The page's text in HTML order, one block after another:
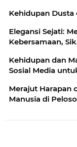
Kehidupan Dusta
Elegansi Sejati:
Kebersamaan,
Kehidupan dan
Sosial Media
Merajut Harapan
Manusia di